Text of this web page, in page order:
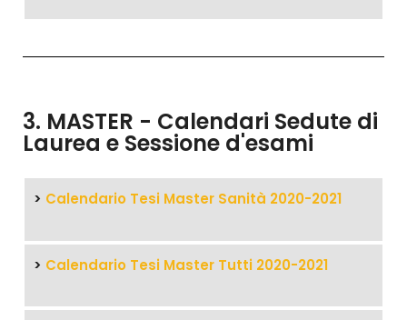
3. MASTER - Calendari Sedute di
Laurea e Sessione d'esami
> Calendario Tesi Master Sanità 2020-2021
> Calendario Tesi Master Tutti 2020-2021